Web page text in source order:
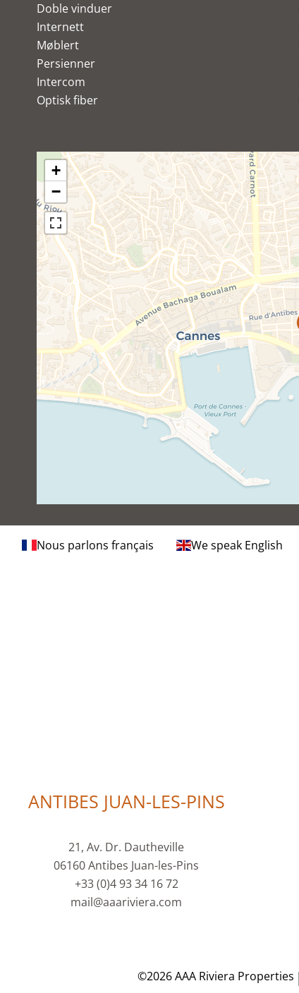
Doble vinduer
Internett
Møblert
Persienner
Intercom
Optisk fiber
+
−
Nous parlons français We speak English
ANTIBES JUAN-LES-PINS
21, Av. Dr. Dautheville
06160 Antibes Juan-les-Pins
+33 (0)4 93 34 16 72
mail@aaariviera.com
©2026 AAA Riviera Properties